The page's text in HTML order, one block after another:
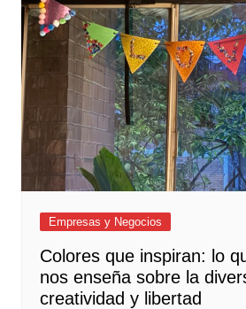
Empresas y Negocios
Colores que inspiran: lo
nos enseña sobre la
creatividad y libertad